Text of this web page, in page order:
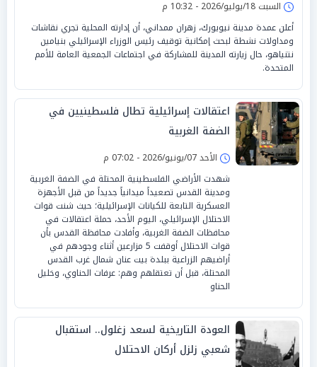
السبت 18/يوليو/2026 - 10:32 م
أعلن عمدة مدينة نيويورك، زهران ممداني، أن إدارته المحلية تجري نقاشات
ومداولات نشطة لبحث إمكانية توقيف رئيس الوزراء الإسرائيلي بنيامين
نتنياهو، حال زيارته المدينة للمشاركة في اجتماعات الجمعية العامة للأمم
المتحدة.
اعتقالات إسرائيلية تطال فلسطينيين في
الضفة الغربية
الأحد 07/يونيو/2026 - 07:02 م
شهدت الأراضي الفلسطينية المحتلة في الضفة الغربية
ومدينة القدس تصعيداً ميدانياً جديداً من قبل الأجهزة
العسكرية التابعة للكيانات الإسرائيلية؛ حيث شنت قوات
الاحتلال الإسرائيلي، اليوم الأحد، حملة اعتقالات في
محافظات الضفة الغربية، وأفادت محافظة القدس بأن
قوات الاحتلال أوقفت 5 مزارعين أثناء وجودهم في
أراضيهم الزراعية ببلدة بيت عنان شمال غرب القدس
المحتلة، قبل أن تعتقلهم وهم: عرفات الحناوي، وخليل
الحناو
العودة التاريخية لسعد زغلول.. استقبال
شعبي زلزل أركان الاحتلال